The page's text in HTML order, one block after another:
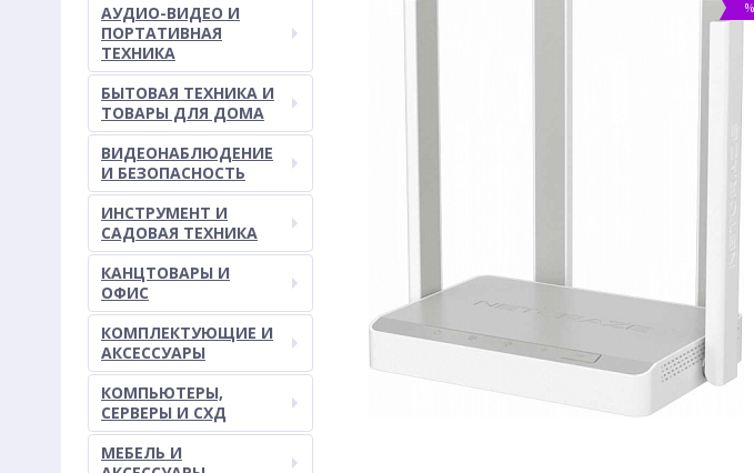
АУДИО-ВИДЕО И
ПОРТАТИВНАЯ
ТЕХНИКА
БЫТОВАЯ ТЕХНИКА И
ТОВАРЫ ДЛЯ ДОМА
ВИДЕОНАБЛЮДЕНИЕ
И БЕЗОПАСНОСТЬ
ИНСТРУМЕНТ И
САДОВАЯ ТЕХНИКА
КАНЦТОВАРЫ И
ОФИС
КОМПЛЕКТУЮЩИЕ И
АКСЕССУАРЫ
КОМПЬЮТЕРЫ,
СЕРВЕРЫ И СХД
МЕБЕЛЬ И
%